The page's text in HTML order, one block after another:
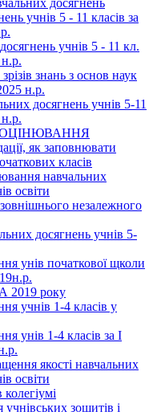
досягнень
учнів 5 - 11 класів за
учнів 5 - 11 кл.
знань з основ наук
н.р.
досягнень учнів 5-11
як заповнювати
класів
навчальних
освіти
зовнішнього незалежного
досягнень учнів 5-
унів початкової щколи
2019 року
учнів 1-4 класів у
унів 1-4 класів за І
якості навчальних
освіти
зошитів і